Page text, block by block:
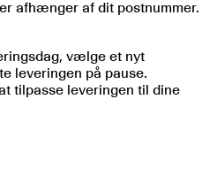
afhænger af dit postnummer.
vælge et nyt
leveringen på pause.
tilpasse leveringen til dine